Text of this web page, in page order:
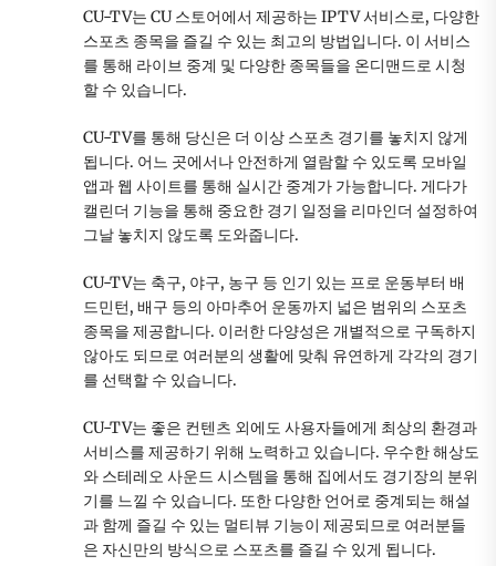
CU-TV는 CU 스토어에서 제공하는 IPTV 서비스로, 다양한
스포츠 종목을 즐길 수 있는 최고의 방법입니다. 이 서비스
를 통해 라이브 중계 및 다양한 종목들을 온디맨드로 시청
할 수 있습니다.
CU-TV를 통해 당신은 더 이상 스포츠 경기를 놓치지 않게
됩니다. 어느 곳에서나 안전하게 열람할 수 있도록 모바일
앱과 웹 사이트를 통해 실시간 중계가 가능합니다. 게다가
캘린더 기능을 통해 중요한 경기 일정을 리마인더 설정하여
그날 놓치지 않도록 도와줍니다.
CU-TV는 축구, 야구, 농구 등 인기 있는 프로 운동부터 배
드민턴, 배구 등의 아마추어 운동까지 넓은 범위의 스포츠
종목을 제공합니다. 이러한 다양성은 개별적으로 구독하지
않아도 되므로 여러분의 생활에 맞춰 유연하게 각각의 경기
를 선택할 수 있습니다.
CU-TV는 좋은 컨텐츠 외에도 사용자들에게 최상의 환경과
서비스를 제공하기 위해 노력하고 있습니다. 우수한 해상도
와 스테레오 사운드 시스템을 통해 집에서도 경기장의 분위
기를 느낄 수 있습니다. 또한 다양한 언어로 중계되는 해설
과 함께 즐길 수 있는 멀티뷰 기능이 제공되므로 여러분들
은 자신만의 방식으로 스포츠를 즐길 수 있게 됩니다.